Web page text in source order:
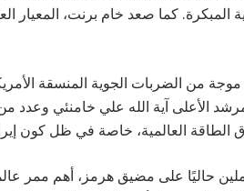
من الضربات الجوية المنسقة
الأعلى آية الله علي خامنئي وعدد
الطاقة العالمية، خاصة في ظل كون